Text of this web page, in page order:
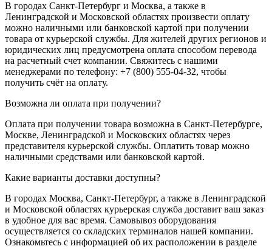
В городах Санкт-Петербург и Москва, а также в
Ленинградской и Московской областях произвести оплату
можно наличными или банковской картой при получении
товара от курьерской службы. Для жителей других регионов и
юридических лиц предусмотрена оплата способом перевода
на расчетный счет компании. Свяжитесь с нашими
менеджерами по телефону: +7 (800) 555-04-32, чтобы
получить счёт на оплату.
Возможна ли оплата при получении?
Оплата при получении товара возможна в Санкт-Петербурге,
Москве, Ленинградской и Московских областях через
представителя курьерской службы. Оплатить товар можно
наличными средствами или банковской картой.
Какие варианты доставки доступны?
В городах Москва, Санкт-Петербург, а также в Ленинградской
и Московской областях курьерская служба доставит ваш заказ
в удобное для вас время. Самовывоз оборудования
осуществляется со складских терминалов нашей компании.
Ознакомьтесь с информацией об их расположении в разделе